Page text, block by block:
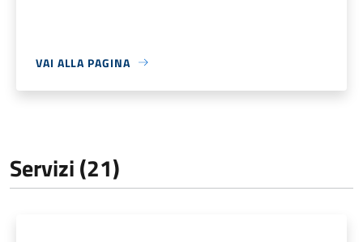
VAI ALLA PAGINA
Servizi (21)